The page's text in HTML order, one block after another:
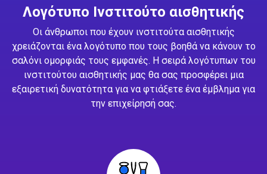
Λογότυπο Ινστιτούτο αισθητικής
Οι άνθρωποι που έχουν ινστιτούτα αισθητικής
χρειάζονται ένα λογότυπο που τους βοηθά να κάνουν το
σαλόνι ομορφιάς τους εμφανές. Η σειρά λογότυπων του
ινστιτούτου αισθητικής μας θα σας προσφέρει μια
εξαιρετική δυνατότητα για να φτιάξετε ένα έμβλημα για
την επιχείρησή σας.